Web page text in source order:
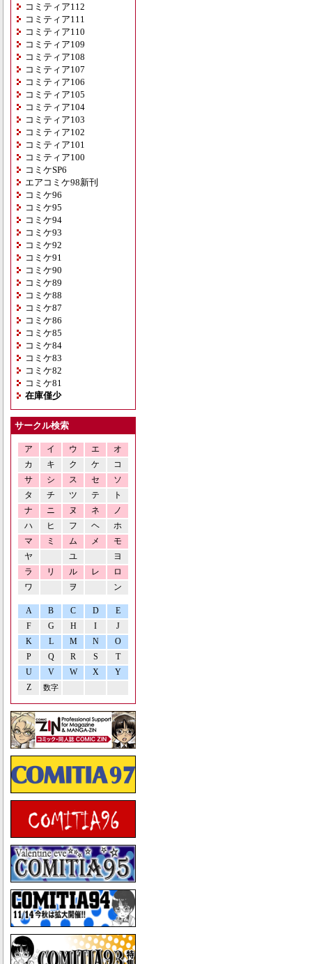
コミティア112
コミティア111
コミティア110
コミティア109
コミティア108
コミティア107
コミティア106
コミティア105
コミティア104
コミティア103
コミティア102
コミティア101
コミティア100
コミケSP6
エアコミケ98新刊
コミケ96
コミケ95
コミケ94
コミケ93
コミケ92
コミケ91
コミケ90
コミケ89
コミケ88
コミケ87
コミケ86
コミケ85
コミケ84
コミケ83
コミケ82
コミケ81
在庫僅少
サークル検索
ア イ ウ エ
オ
カ
キ ク ケ
コ
サ
シ ス セ
ソ
タ
チ ツ テ
ト
ナ
ニ ヌ ネ
ノ
ハ
ヒ フ ヘ
ホ
マ
ミ ム メ
モ
ヤ
ユ
ヨ
ラ
リ ル レ
ロ
ワ
ヲ ン
A B C D
E
F
G H I
J
K
L M N
O
P
Q R S
T
U
V W X
Y
Z
数字